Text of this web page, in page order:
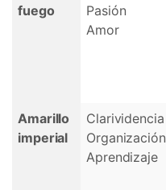
fuego
Pasión
Amor
Amarillo
imperial
Clarividencia
Organización
Aprendizaje